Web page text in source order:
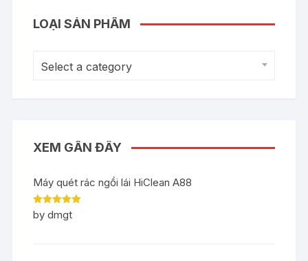
LOẠI SẢN PHẨM
Select a category
XEM GẦN ĐÂY
Máy quét rác ngồi lái HiClean A88
Rated5out
of 5
by dmgt